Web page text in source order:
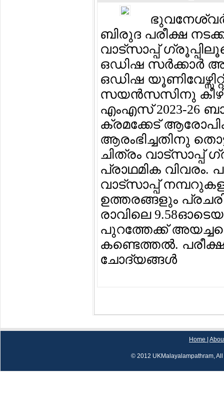
ബിരുദ പരീക്ഷ
വാട്സാപ്പ്
ഒഡിഷ സര്‍ക്കാര്‍
ഒഡിഷ
സയന്‍സസിനു
എംഎസ് 2023-26
ക്രമക്കേട്
ആരംഭിച്ചതിനു
ചിത്രം വാട്സാപ്പ്
പ്രാഥമിക
വാട്സാപ്പ്
ഉത്തരങ്ങളും
രാവിലെ
പുറത്തേക്ക്
കണ്ടെത്തല്‍.
ചോദ്യങ്ങള്‍
Home
© 2012 UKMalayalampathram,